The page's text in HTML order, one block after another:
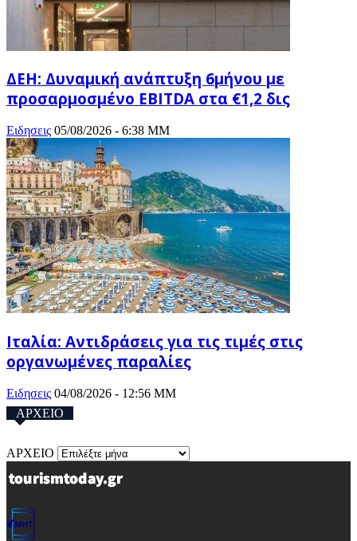
ΔΕΗ: Δυναμική ανάπτυξη 6μήνου με
προσαρμοσμένο EBITDA στα €1,2 δις
Ειδησεις 05/08/2026 - 6:38 ΜΜ
Ιταλία: Αντιδράσεις για τις τιμές στις
οργανωμένες παραλίες
Ειδησεις 04/08/2026 - 12:56 ΜΜ
ΑΡΧΕΙΟ
ΑΡΧΕΙΟ